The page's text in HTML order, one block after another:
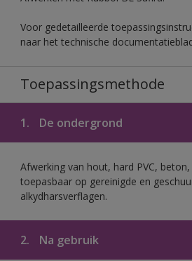
Voor gedetailleerde
naar het technische
Toepassingsmethode
1. De ondergrond
Afwerking van hout, hard PVC,
toepasbaar op gereinigde en
alkydharsverflagen.
2. Na gebruik